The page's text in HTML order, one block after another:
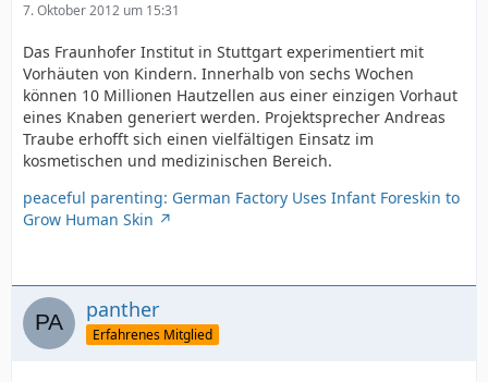
7. Oktober 2012 um 15:31
Das Fraunhofer Institut in Stuttgart experimentiert mit
Vorhäuten von Kindern. Innerhalb von sechs Wochen
können 10 Millionen Hautzellen aus einer einzigen Vorhaut
eines Knaben generiert werden. Projektsprecher Andreas
Traube erhofft sich einen vielfältigen Einsatz im
kosmetischen und medizinischen Bereich.
peaceful parenting: German Factory Uses Infant Foreskin to
Grow Human Skin
panther
Erfahrenes Mitglied